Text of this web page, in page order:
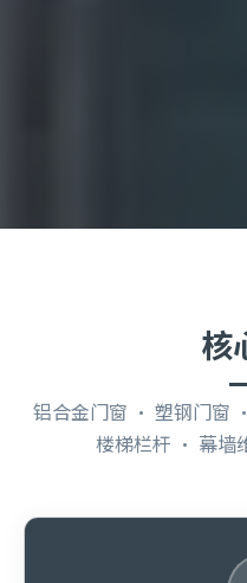
核
铝合金门窗 · 塑钢门窗
楼梯栏杆 · 幕墙